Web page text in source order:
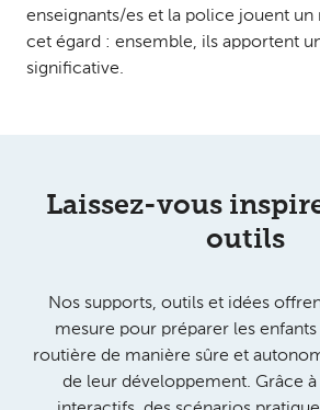
enseignants/es et la police jouent
cet égard : ensemble, ils apportent
significative.
Laissez-vous
outils
Nos supports, outils et idées
mesure pour préparer les
routière de manière sûre et
de leur développement. Grâce